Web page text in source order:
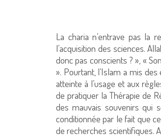
La charia n’entrave pas la
l’acquisition des sciences.
donc pas conscients ? », «
». Pourtant, l’Islam a mis
atteinte à l’usage et aux
de pratiquer la Thérapie de
des mauvais souvenirs qui
conditionnée par le fait que
de recherches scientifiques.